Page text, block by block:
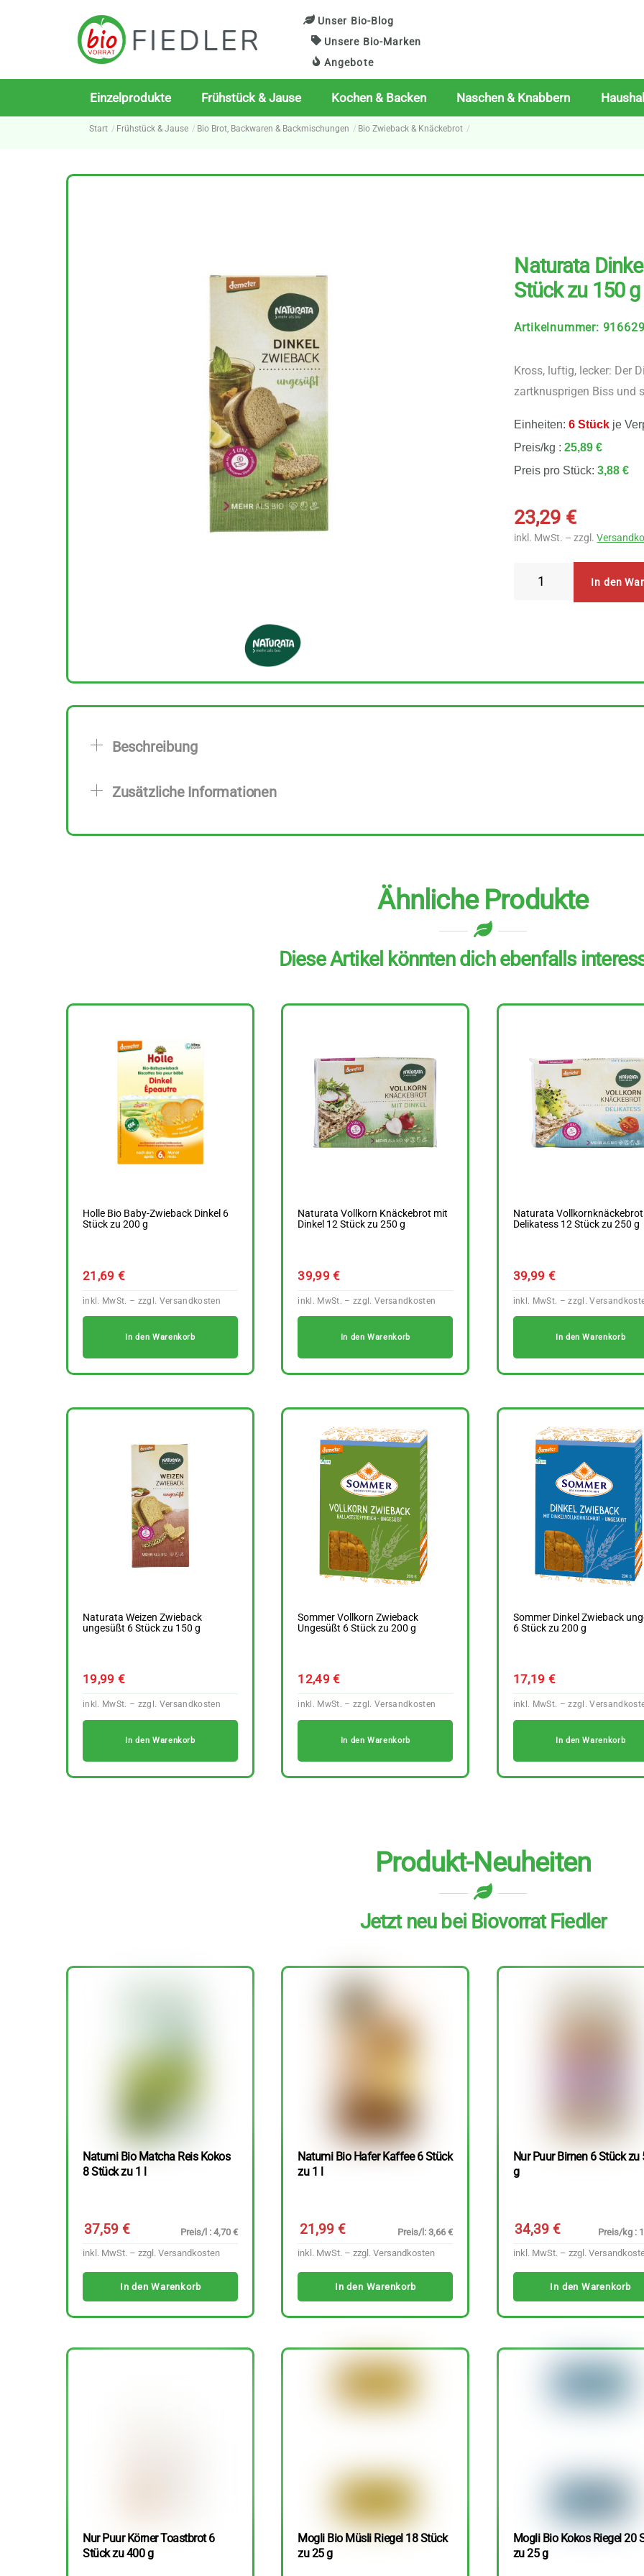
Unser Bio-Blog
Unsere Bio-Marken
Angebote
Einzelprodukte Frühstück & Jause Kochen & Backen Naschen & Knabbern
Start Frühstück & Jause Bio Brot, Backwaren & Backmischungen Bio Zwieback & Knäckebrot
Naturata
Stück zu 150 g
Artikelnummer:
Kross, luftig, lecker: Der
zartknusprigen Biss und
Einheiten:6 Stück je
Preis/kg :25,89 €
Preis pro Stück:3,88 €
23,29 €
inkl. MwSt. – zzgl.
In den
Beschreibung
Zusätzliche Informationen
Ähnliche Produkte
Diese Artikel könnten dich ebenfalls
Holle Bio Baby-Zwieback Dinkel 6
Stück zu 200 g
21,69€
In den Warenkorb
Naturata Vollkorn Knäckebrot mit
Dinkel 12 Stück zu 250 g
39,99€
In den Warenkorb
Naturata Vollkornknäckebrot
Delikatess 12 Stück zu 250 g
39,99 €
In den Warenkorb
Naturata Weizen Zwieback
ungesüßt 6 Stück zu 150 g
19,99€
In den Warenkorb
Sommer Vollkorn Zwieback
Ungesüßt 6 Stück zu 200 g
12,49€
In den Warenkorb
Sommer Dinkel Zwieback
6 Stück zu 200 g
17,19 €
In den Warenkorb
Produkt-Neuheiten
Jetzt neu bei Biovorrat Fiedler
Natumi Bio Matcha Reis Kokos
8 Stück zu 1 l
37,59€
Preis/l : 4,70 €
inkl. MwSt. – zzgl. Versandkosten
In den Warenkorb
Natumi Bio Hafer Kaffee 6 Stück
zu 1 l
21,99 €
Preis/l: 3,66 €
inkl. MwSt. – zzgl.Versandkosten
In den Warenkorb
Nur Puur Birnen 6 Stück zu
g
34,39 €
Preis/kg :
inkl. MwSt. – zzgl.
In den Warenkorb
Nur Puur Körner Toastbrot 6
Stück zu 400 g
Mogli Bio Müsli Riegel 18 Stück
zu 25 g
Mogli Bio Kokos Riegel 20
zu 25 g